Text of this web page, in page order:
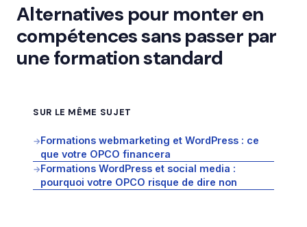
Alternatives pour monter en
compétences sans passer par
une formation standard
SUR LE MÊME SUJET
→Formations webmarketing et WordPress : ce
que votre OPCO financera
→Formations WordPress et social media :
pourquoi votre OPCO risque de dire non